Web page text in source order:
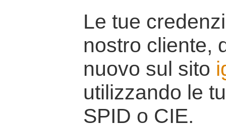
Le tue
nostro cliente,
nuovo sul sito
utilizzando le
SPID o CIE.